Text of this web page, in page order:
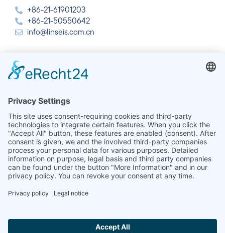
+86-21-61901203
+86-21-50550642
info@linseis.com.cn
Hindistan
Plot 65, 2nd Floor, Sai Enclave,
+91-11-42883851
sales@linseis.in